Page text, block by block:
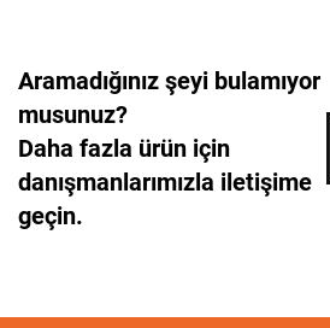
Aramadığınız şeyi bulamıyor
musunuz?
Daha fazla ürün için
danışmanlarımızla iletişime
geçin.